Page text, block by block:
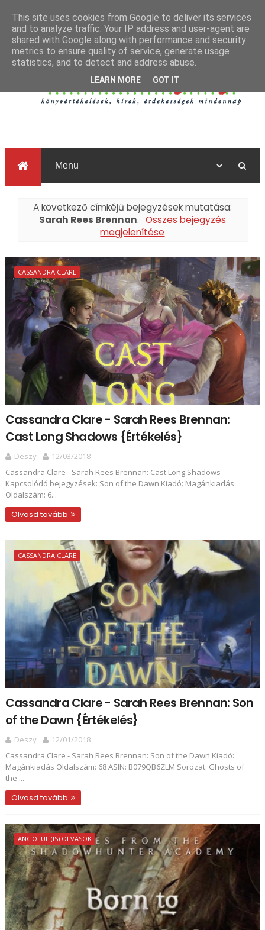
A következő címkéjű bejegyzések mutatása:
Sarah Rees Brennan. Összes bejegyzés
megjelenítése
CASSANDRA CLARE
Cassandra Clare - Sarah Rees Brennan:
Cast ​Long Shadows {Értékelés}
Deszy
12/03/2018
Cassandra Clare - Sarah Rees Brennan: Cast ​Long Shadows
Kapcsolódó bejegyzések: Son of the Dawn Kiadó: Magánkiadás
Oldalszám: 6...
Olvasd tovább
CASSANDRA CLARE
Cassandra Clare - Sarah Rees Brennan: Son
​of the Dawn {Értékelés}
Deszy
12/01/2018
Cassandra Clare - Sarah Rees Brennan: Son ​of the Dawn Kiadó:
Magánkiadás Oldalszám: 68 ASIN: B079QB6ZLM Sorozat: Ghosts of
the ...
Olvasd tovább
ANGOLUL (IS) OLVASOK
This site uses cookies from Google to deliver its services
and to analyze traffic. Your IP address and user-agent are
shared with Google along with performance and security
metrics to ensure quality of service, generate usage
statistics, and to detect and address abuse.
LEARN MORE GOT IT